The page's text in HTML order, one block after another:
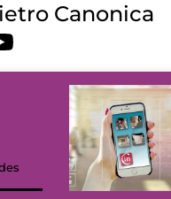
Canonica